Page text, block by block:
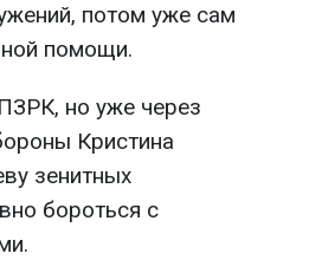
потом уже сам
помощи.
но уже через
Кристина
зенитных
бороться с